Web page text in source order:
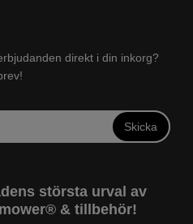
direkt i din inkorg?
Skicka
största urval av
& tillbehör!